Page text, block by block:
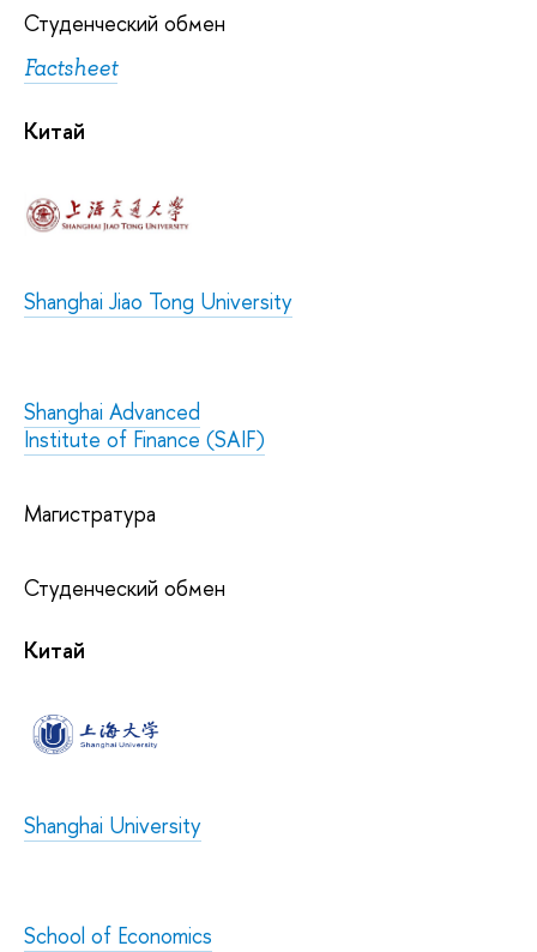
Студенческий обмен
Factsheet
Китай
Shanghai Jiao Tong University
Shanghai Advanced
Institute of Finance (SAIF)
Магистратура
Студенческий обмен
Китай
Shanghai University
School of Economics